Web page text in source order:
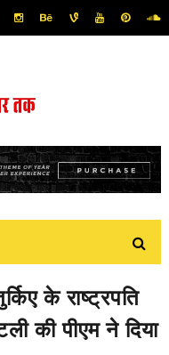
के राष्ट्रपति
की पीएम ने दिया